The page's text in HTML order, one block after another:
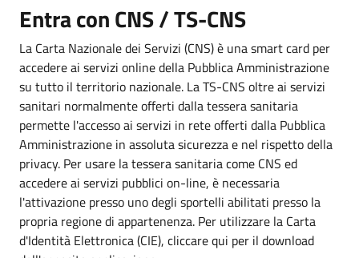
Entra con CNS / TS-CNS
La Carta Nazionale dei Servizi (CNS) è una smart card per
accedere ai servizi online della Pubblica Amministrazione
su tutto il territorio nazionale. La TS-CNS oltre ai servizi
sanitari normalmente offerti dalla tessera sanitaria
permette l'accesso ai servizi in rete offerti dalla Pubblica
Amministrazione in assoluta sicurezza e nel rispetto della
privacy. Per usare la tessera sanitaria come CNS ed
accedere ai servizi pubblici on-line, è necessaria
l'attivazione presso uno degli sportelli abilitati presso la
propria regione di appartenenza. Per utilizzare la Carta
d'Identità Elettronica (CIE), cliccare qui per il download